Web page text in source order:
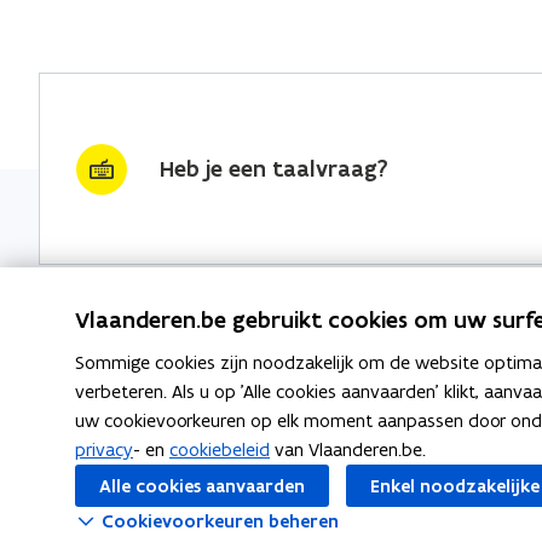
Heb je een taalvraag?
Nieuwsbrief krijgen?
vraag & woord van de week
wekelijks in je mailbox
Schrijf je in
Thema's
Vlaanderen.be gebruikt cookies om uw
Sommige cookies zijn noodzakelijk om de website
verbeteren. Als u op 'Alle cookies aanvaarden' klikt,
uw cookievoorkeuren op elk moment aanpassen door
privacy- en cookiebeleid van Vlaanderen.be.
Alle cookies aanvaarden
Enkel
Cookievoorkeuren beheren